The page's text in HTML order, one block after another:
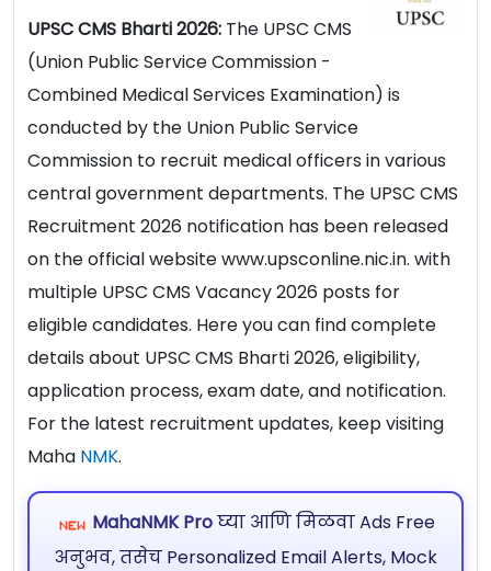
UPSC CMS Bharti 2026: The UPSC CMS
(Union Public Service Commission -
Combined Medical Services Examination) is
conducted by the Union Public Service
Commission to recruit medical officers in various
central government departments. The UPSC CMS
Recruitment 2026 notification has been released
on the official website www.upsconline.nic.in. with
multiple UPSC CMS Vacancy 2026 posts for
eligible candidates. Here you can find complete
details about UPSC CMS Bharti 2026, eligibility,
application process, exam date, and notification.
For the latest recruitment updates, keep visiting
Maha NMK.
MahaNMK Proघ्या आणि मिळवा Ads Free
अनुभव, तसेच Personalized Email Alerts, Mock